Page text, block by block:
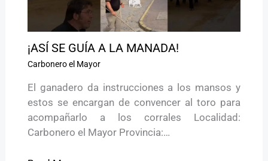
¡ASÍ SE GUÍA A LA MANADA!
Carbonero el Mayor
El ganadero da instrucciones a los mansos y
estos se encargan de convencer al toro para
acompañarlo a los corrales Localidad:
Carbonero el Mayor Provincia:…